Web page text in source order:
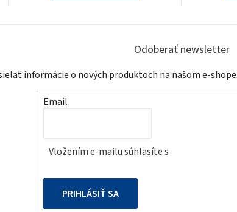
Odoberať newsletter
informácie o nových produktoch na našom e-shope.
Email
Vložením e-mailu súhlasíte s
PRIHLÁSIŤ SA